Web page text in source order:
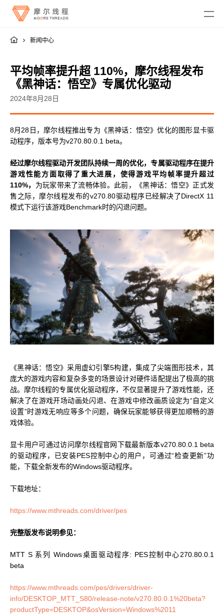
MTT SGX5000
MTT AIBOOK
MTT AICUBE
智娱摩方
MTT E300
MTT S4000
MTT S3000
MTT S2000
MTT S80
MTT S70
MTT X300
MTT S50
驱动程序
MUSA SDK
Moore Perf System
MUSACODE
AI 训练套件
AI 推理套件
GPU 虚拟化 / vGPU
PES 控制中心
MTVerse XR
Smart Media Engine
科学计算套件
摩笔马良
融合智算中心
DigitalME 数字人
AI 推理
数字孪生与 GIS
工业设计与制造
广播与专业音视频
新闻中心
平均帧率提升超 110%，摩尔线程发布
《黑神话：悟空》专属优化驱动
2024年8月28日
8月28日，摩尔线程推出专为《黑神话：悟空》优化的图形显卡驱
动程序，版本号为v270.80.0.1 beta。
经过摩尔线程驱动开发团队持续一周的优化，专属驱动程序在提升
游戏性能方面取得了重大进展，使得游戏平均帧率提升超过
110%， 为玩家带来了流畅体验。此前，《黑神话：悟空》正式发
售之际，摩尔线程发布的v270.80驱动程序已经解决了DirectX 11
模式下运行该游戏Benchmark时的闪退问题。
《黑神话：悟空》采用虚幻引擎5构建，集成了尖端图形技术，其
庞大的游戏内容和复杂多变的场景设计对硬件适配提出了极高的挑
战。摩尔线程的专属优化驱动程序，不仅显著提升了游戏性能，还
解决了在游戏开场动画处闪退、在游戏中修改画质设定为“自定义
设置”时游戏无响应等多个问题，确保玩家能够获得更加顺畅的游
戏体验。
显卡用户可通过访问摩尔线程官网下载最新版本v270.80.0.1 beta
的驱动程序，已安装PES控制中心的用户，可通过“检查更新”功
能，下载全新发布的Windows驱动程序。
下载地址：
https://www.mthreads.com/driver/pes
完整版发布说明参见：
MTT S 系列 Windows桌面驱动程序: PES控制中心270.80.0.1
beta
https://www.mthreads.com/pes/drivers/driver-
info/DESKTOP_MTT_S80/release-note/v270.80.0.1%20beta?
productType=DESKTOP&osVersion=Windows%2011